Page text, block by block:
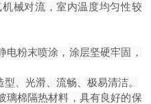
械对流，室内温度均匀性较
粉末喷涂，涂层坚硬牢固，
、光滑、流畅、极易清洁。
璃棉隔热材料，具有良好的保